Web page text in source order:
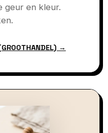
geur en kleur.
→